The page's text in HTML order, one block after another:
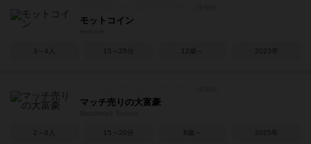
モットコイン
3～4人 15～25分 12歳～ 2023年
マッチ売りの大富豪
2～8人 15～20分 8歳～ 2025年